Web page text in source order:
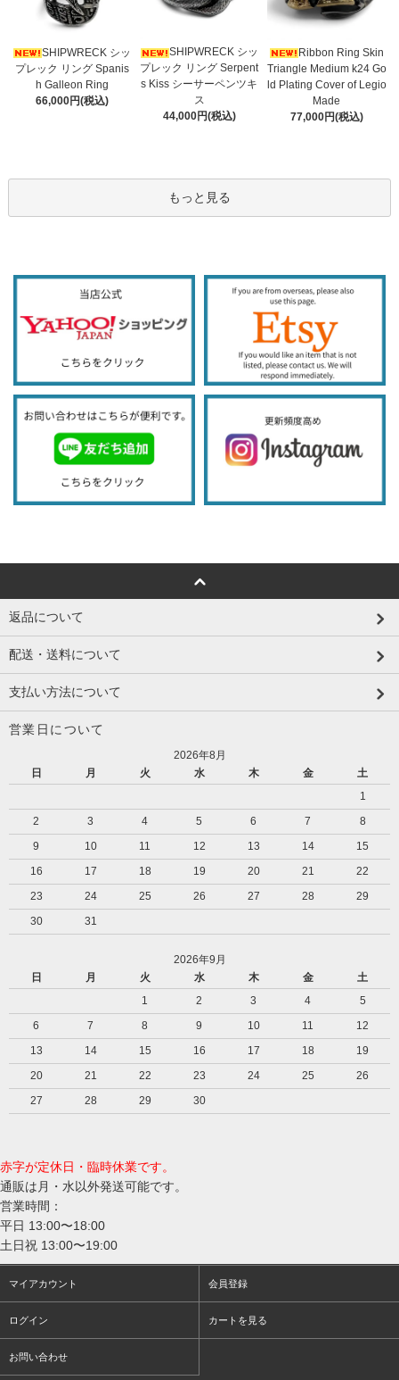
SHIPWRECK シッ
プレック リング Spanis
h Galleon Ring
66,000円(税込)
SHIPWRECK シッ
プレック リング Serpent
s Kiss シーサーペンツキ
ス
44,000円(税込)
Ribbon Ring Skin
Triangle Medium k24 Go
ld Plating Cover of Legio
Made
77,000円(税込)
もっと見る
返品について
配送・送料について
支払い方法について
営業日について
2026年8月
日
月 火 水 木 金
土
1
2
3 4 5 6 7
8
9
10 11 12 13 14
15
16
17 18 19 20 21
22
23
24 25 26 27 28
29
30
31
2026年9月
日
月 火 水 木 金
土
1
2 3 4
5
6
7 8 9 10 11
12
13
14 15 16 17 18
19
20
21 22 23 24 25
26
27
28 29 30
赤字が定休日・臨時休業です。
通販は月・水以外発送可能です。
営業時間：
平日 13:00〜18:00
土日祝 13:00〜19:00
マイアカウント 会員登録
ログイン カートを見る
お問い合わせ